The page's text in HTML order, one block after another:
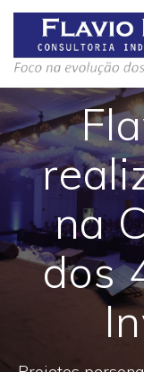
na
dos